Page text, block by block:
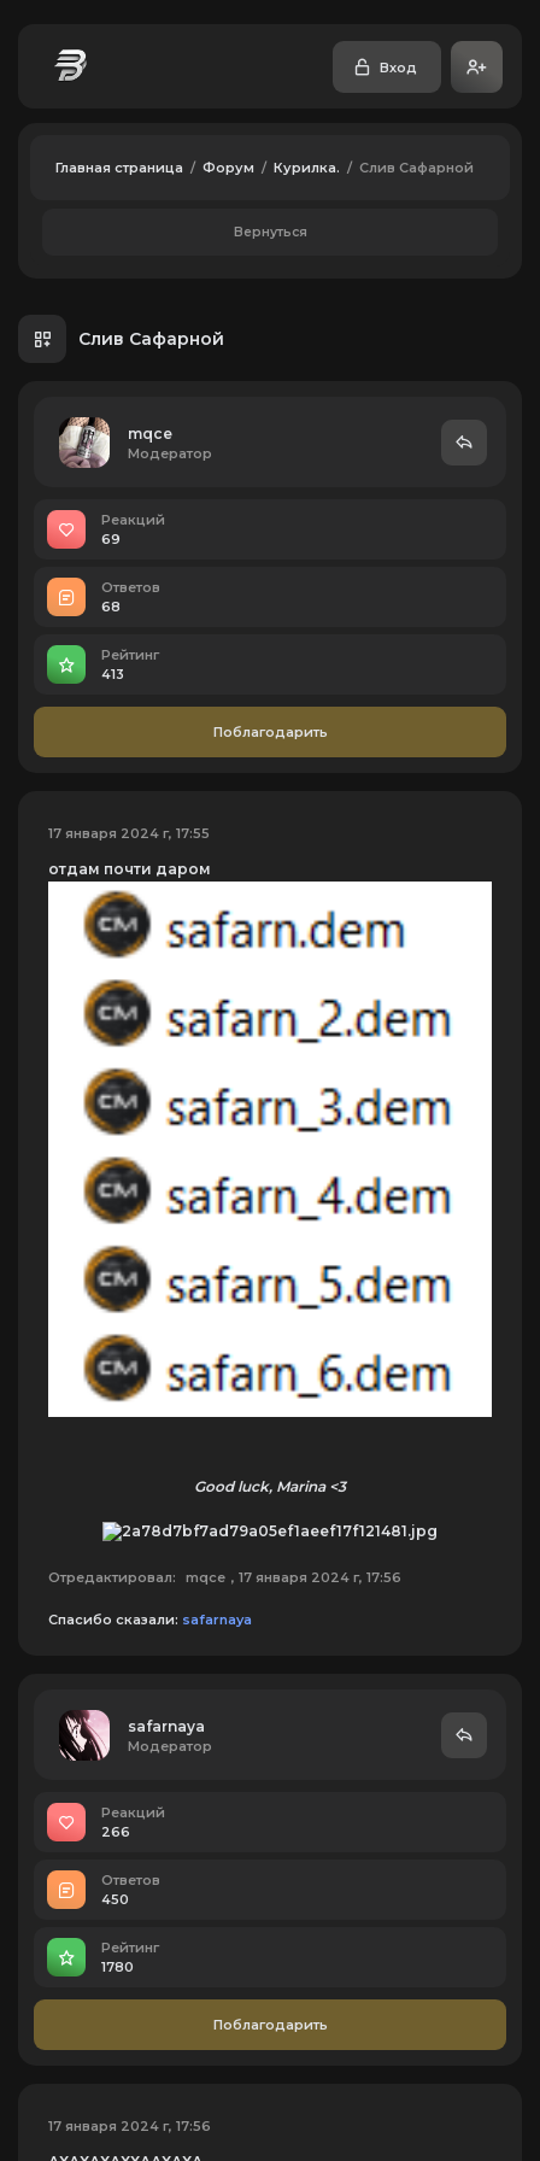
Вход
Главная страница / Форум / Курилка. / Слив Сафарной
Вернуться
Слив Сафарной
mqce
Модератор
Реакций
69
Ответов
68
Рейтинг
413
Поблагодарить
17 января 2024 г, 17:55
отдам почти даром
Good luck, Marina <3
Отредактировал: mqce , 17 января 2024 г, 17:56
Спасибо сказали: safarnaya
safarnaya
Модератор
Реакций
266
Ответов
450
Рейтинг
1780
Поблагодарить
17 января 2024 г, 17:56